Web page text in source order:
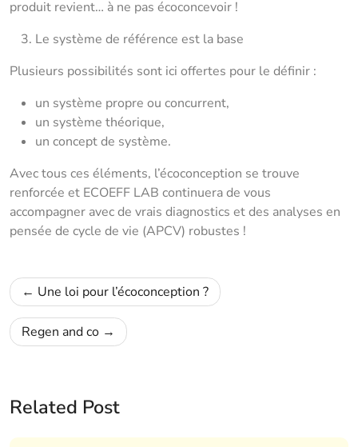
produit revient… à ne pas écoconcevoir !
Le système de référence est la base
Plusieurs possibilités sont ici offertes pour le définir :
un système propre ou concurrent,
un système théorique,
un concept de système.
Avec tous ces éléments, l’écoconception se trouve
renforcée et ECOEFF LAB continuera de vous
accompagner avec de vrais diagnostics et des analyses en
pensée de cycle de vie (APCV) robustes !
Navigation
de
l’article
Une loi pour l’écoconception ?
Regen and co
Related Post